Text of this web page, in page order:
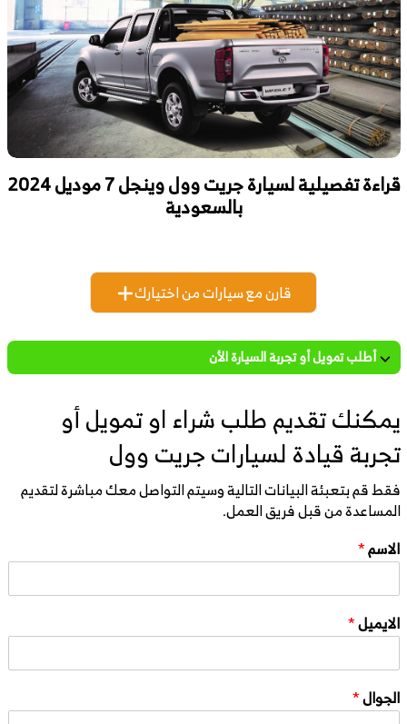
قراءة تفصيلية لسيارة جريت وول وينجل 7 موديل 2024
بالسعودية
قارن مع سيارات من اختيارك
أطلب تمويل أو تجربة السيارة الأن
يمكنك تقديم طلب شراء او تمويل أو
تجربة قيادة لسيارات جريت وول
فقط قم بتعبئة البيانات التالية وسيتم التواصل معك مباشرة لتقديم
المساعدة من قبل فريق العمل.
الاسم*
الايميل*
الجوال*